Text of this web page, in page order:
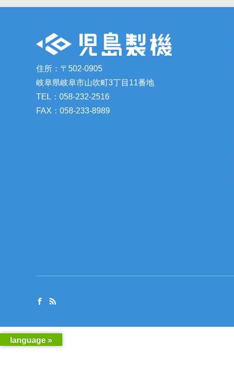
住所：〒502-0905
岐阜県岐阜市山吹町3丁目11番地
TEL：058-232-2516
FAX：058-233-8989
language »